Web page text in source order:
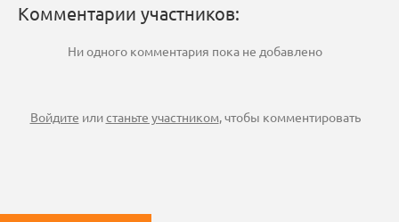
Комментарии участников:
Ни одного комментария пока не добавлено
Войдите илистаньте участником, чтобы комментировать